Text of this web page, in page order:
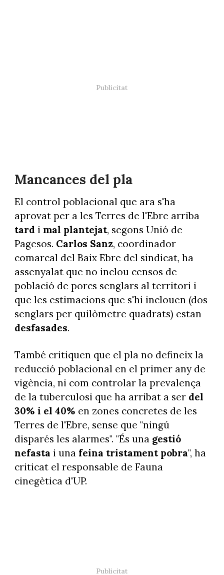
Mancances del pla
El control poblacional que ara s'ha
aprovat per a les Terres de l'Ebre arriba
tard i mal plantejat, segons Unió de
Pagesos. Carlos Sanz, coordinador
comarcal del Baix Ebre del sindicat, ha
assenyalat que no inclou censos de
població de porcs senglars al territori i
que les estimacions que s'hi inclouen (dos
senglars per quilòmetre quadrats) estan
desfasades.
També critiquen que el pla no defineix la
reducció poblacional en el primer any de
vigència, ni com controlar la prevalença
de la tuberculosi que ha arribat a ser del
30% i el 40% en zones concretes de les
Terres de l'Ebre, sense que "ningú
disparés les alarmes". "És una gestió
nefasta i una feina tristament pobra", ha
criticat el responsable de Fauna
cinegètica d'UP.